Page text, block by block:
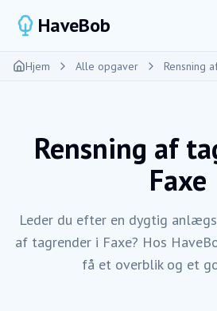
HaveBob
Hjem Alle opgaver Rensning
Rensning af
Faxe
Leder du efter en dygtig
af tagrender i Faxe? Hos
få et overblik og et